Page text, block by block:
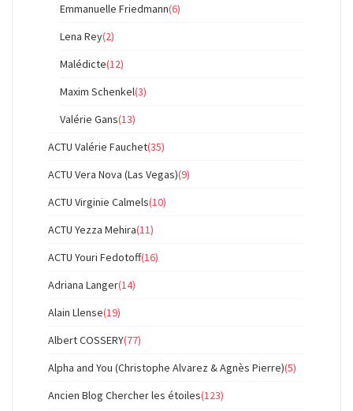
Emmanuelle Friedmann(6)
Lena Rey(2)
Malédicte(12)
Maxim Schenkel(3)
Valérie Gans(13)
ACTU Valérie Fauchet(35)
ACTU Vera Nova (Las Vegas)(9)
ACTU Virginie Calmels(10)
ACTU Yezza Mehira(11)
ACTU Youri Fedotoff(16)
Adriana Langer(14)
Alain Llense(19)
Albert COSSERY(77)
Alpha and You (Christophe Alvarez & Agnès Pierre)(5)
Ancien Blog Chercher les étoiles(123)